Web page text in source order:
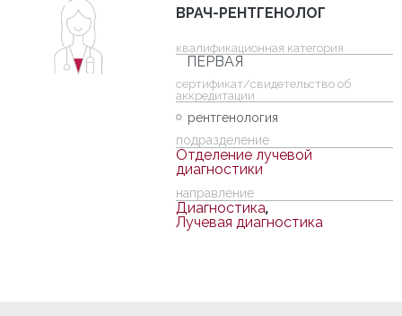
ВРАЧ-РЕНТГЕНОЛОГ
квалификационная категория
ПЕРВАЯ
cертификат/свидетельство об
аккредитации
рентгенология
подразделение
Отделение лучевой
диагностики
направление
Диагностика,
Лучевая диагностика